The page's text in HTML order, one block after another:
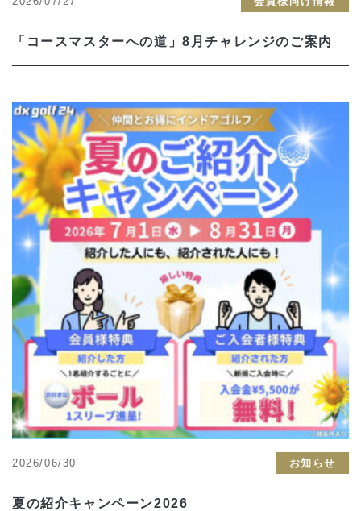
「コースマスターへの道」8月チャレンジのご案内
2026/06/30 お知らせ
夏の紹介キャンペーン2026